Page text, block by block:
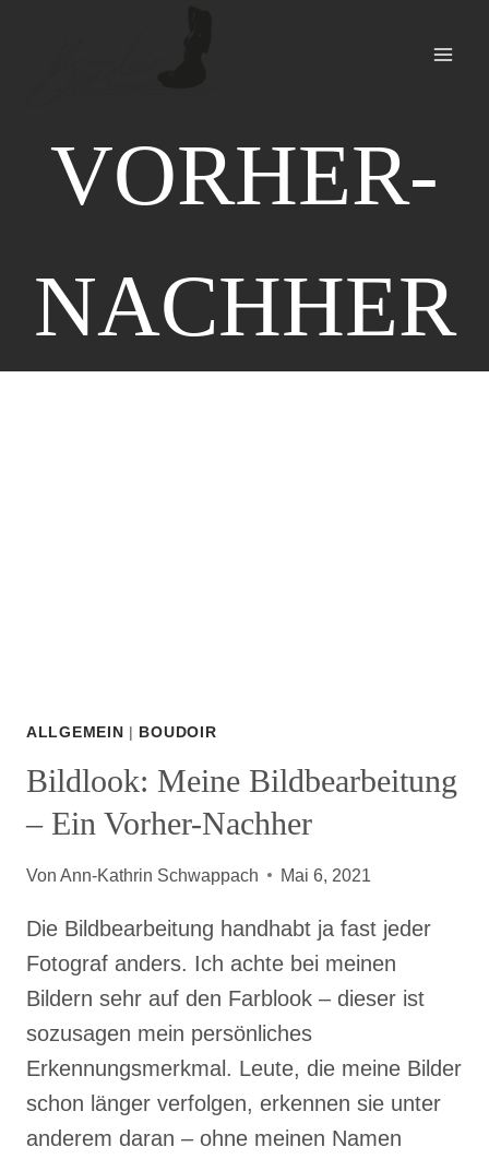
VORHER-
NACHHER
ALLGEMEIN | BOUDOIR
Bildlook: Meine Bildbearbeitung
– Ein Vorher-Nachher
Von Ann-Kathrin Schwappach Mai 6, 2021
Die Bildbearbeitung handhabt ja fast jeder
Fotograf anders. Ich achte bei meinen
Bildern sehr auf den Farblook – dieser ist
sozusagen mein persönliches
Erkennungsmerkmal. Leute, die meine Bilder
schon länger verfolgen, erkennen sie unter
anderem daran – ohne meinen Namen